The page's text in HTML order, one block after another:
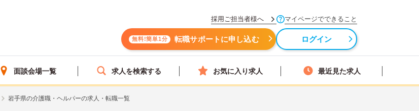
採用ご担当者様へ マイページでできること
無料!簡単1分 転職サポートに申し込む ログイン
面談会場一覧 求人を検索する お気に入り求人 最近見た求人
岩手県の介護職・ヘルパーの求人・転職一覧